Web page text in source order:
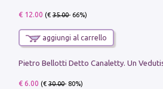
€ 12.00 (€35.00- 66%)
aggiungi al carrello
€ 6.00 (€30.00- 80%)